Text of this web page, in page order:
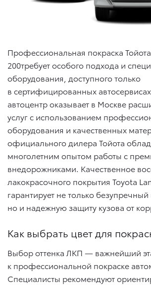
Профессиональная покраска
200требует особого подхода и
оборудования, доступного только
в сертифицированных
автоцентр оказывает в Москве
услуг с использованием
оборудования и качественных
официального дилера Тойота
многолетним опытом работы с
внедорожниками. Качественное
лакокрасочного покрытия Toyota
гарантирует не только безупречный
но и надежную защиту кузова от
Как выбрать цвет для
Выбор оттенка ЛКП — важнейший
к профессиональной покраске
Специалисты рекомендуют